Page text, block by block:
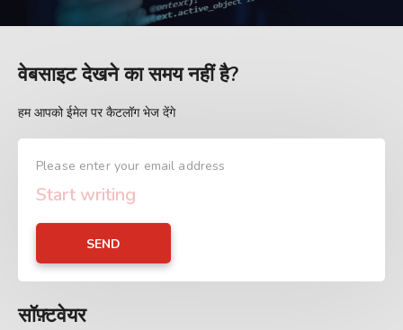
वेबसाइट देखने का समय नहीं है?
हम आपको ईमेल पर कैटलॉग भेज देंगे
Please enter your email address
SEND
सॉफ़्टवेयर